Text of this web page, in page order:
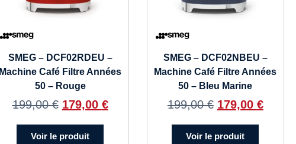
SMEG – DCF02RDEU –
Machine Café Filtre Années
50 – Rouge
199,00€ 179,00 €
Voir le produit
SMEG – DCF02NBEU –
Machine Café Filtre Années
50 – Bleu Marine
199,00€ 179,00 €
Voir le produit